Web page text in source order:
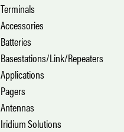
Terminals
Accessories
Batteries
Basestations/Link/Repeaters
Applications
Pagers
Antennas
Iridium Solutions